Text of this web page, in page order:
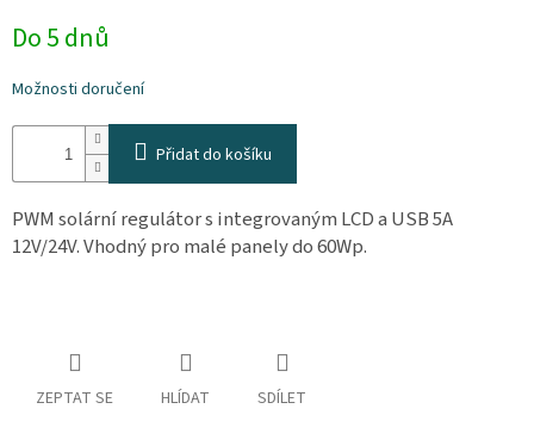
nás
Podmínky
osobních
Obchodní
Vrácení
cena:
Do 5 dnů
Možnosti doručení
Přidat do košíku
PWM solární regulátor s integrovaným LCD a USB 5A
12V/24V. Vhodný pro malé panely do 60Wp.
ZEPTAT SE HLÍDAT SDÍLET